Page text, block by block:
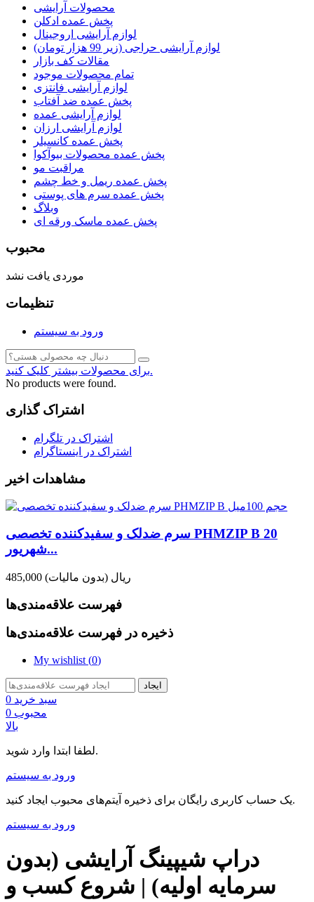
محصولات آرایشی
پخش عمده ادکلن
لوازم آرایشی اروجینال
لوازم آرایشی حراجی (زیر 99 هزار تومان)
مقالات کف بازار
تمام محصولات موجود
لوازم آرایشی فانتزی
پخش عمده ضد آفتاب
لوازم آرایشی عمده
لوازم آرایشی ارزان
پخش عمده کانسیلر
پخش عمده محصولات بیوآکوا
مراقبت مو
پخش عمده ریمل و خط چشم
پخش عمده سرم های پوستی
وبلاگ
پخش عمده ماسک ورقه ای
محبوب
موردی یافت نشد
تنظیمات
ورود به سیستم
برای محصولات بیشتر کلیک کنید.
No products were found.
اشتراک گذاری
اشتراک در تلگرام
اشتراک در اینستاگرام
مشاهدات اخیر
سرم ضدلک و سفیدکننده تخصصی PHMZIP B 20
شهریور...
485,000 ریال (بدون مالیات)
فهرست علاقه‌مندی‌ها
ذخیره در فهرست علاقه‌مندی‌ها
My wishlist (0)
ایجاد
سبد خرید 0
محبوب 0
بالا
لطفا ابتدا وارد شوید.
ورود به سیستم
یک حساب کاربری رایگان برای ذخیره آیتم‌های محبوب ایجاد کنید.
ورود به سیستم
دراپ شیپینگ آرایشی (بدون
سرمایه اولیه) | شروع کسب و